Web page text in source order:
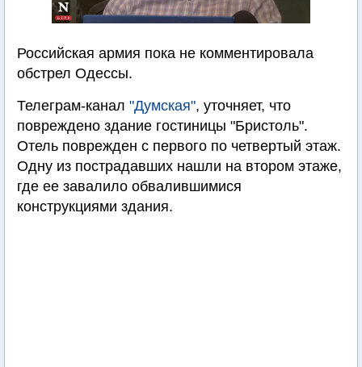
Российская армия пока не комментировала
обстрел Одессы.
Телеграм-канал "Думская", уточняет, что
повреждено здание гостиницы "Бристоль".
Отель поврежден с первого по четвертый этаж.
Одну из пострадавших нашли на втором этаже,
где ее завалило обвалившимися
конструкциями здания.